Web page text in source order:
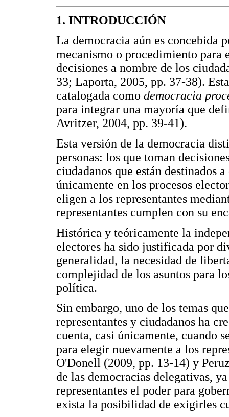
1. INTRODUCCIÓN
La democracia aún es concebida
mecanismo o procedimiento para
decisiones a nombre de los
33; Laporta, 2005, pp. 37-38).
catalogada como democracia
para integrar una mayoría que
Avritzer, 2004, pp. 39-41).
Esta versión de la democracia
personas: los que toman
ciudadanos que están destinados
únicamente en los procesos
eligen a los representantes
representantes cumplen con su
Histórica y teóricamente la
electores ha sido justificada por
generalidad, la necesidad de
complejidad de los asuntos para
política.
Sin embargo, uno de los temas
representantes y ciudadanos ha
cuenta, casi únicamente, cuando
para elegir nuevamente a los
O'Donell (2009, pp. 13-14) y
de las democracias delegativas,
representantes el poder para
exista la posibilidad de exigirles